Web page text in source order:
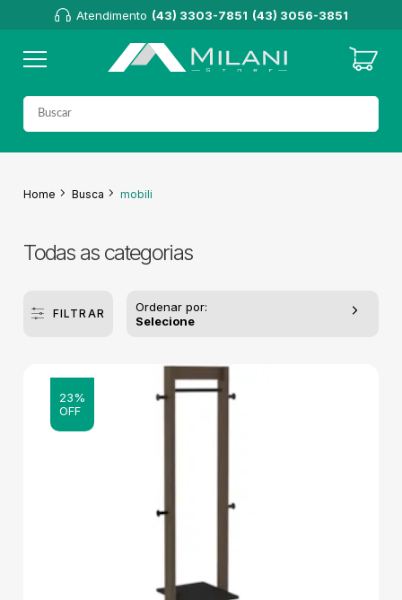
Atendimento (43) 3303-7851 (43) 3056-3851
Home Busca mobili
Todas as categorias
FILTRAR
Ordenar por:
Selecione
23%
OFF